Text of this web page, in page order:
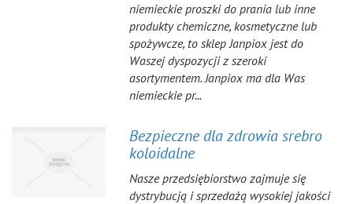
niemieckie proszki do prania lub inne
produkty chemiczne, kosmetyczne lub
spożywcze, to sklep Janpiox jest do
Waszej dyspozycji z szeroki
asortymentem. Janpiox ma dla Was
niemieckie pr...
Bezpieczne dla zdrowia srebro
koloidalne
Nasze przedsiębiorstwo zajmuje się
dystrybucją i sprzedażą wysokiej jakości